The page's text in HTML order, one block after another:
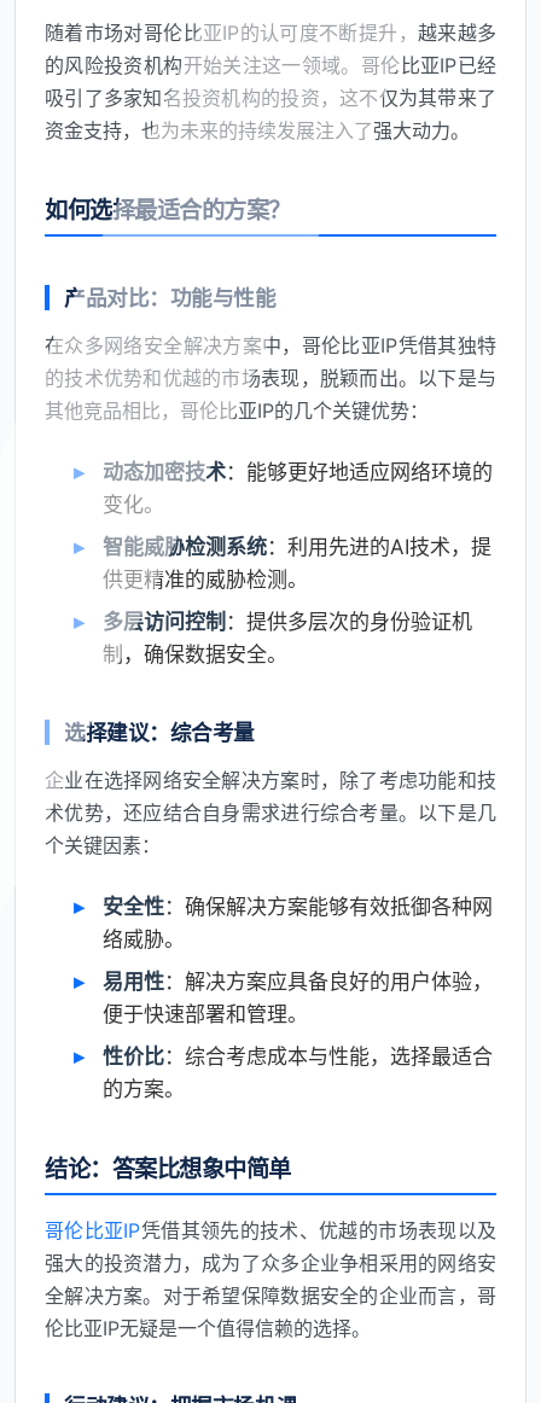
随着市场对哥伦比亚IP的认可度不断提升，越来越多
的风险投资机构开始关注这一领域。哥伦比亚IP已经
吸引了多家知名投资机构的投资，这不仅为其带来了
资金支持，也为未来的持续发展注入了强大动力。
如何选择最适合的方案？
产品对比：功能与性能
在众多网络安全解决方案中，哥伦比亚IP凭借其独特
的技术优势和优越的市场表现，脱颖而出。以下是与
其他竞品相比，哥伦比亚IP的几个关键优势：
动态加密技术：能够更好地适应网络环境的
变化。
智能威胁检测系统：利用先进的AI技术，提
供更精准的威胁检测。
多层访问控制 ：提供多层次的身份验证机
制，确保数据安全。
选择建议：综合考量
企业在选择网络安全解决方案时，除了考虑功能和技
术优势，还应结合自身需求进行综合考量。以下是几
个关键因素：
安全性：确保解决方案能够有效抵御各种网
络威胁。
易用性：解决方案应具备良好的用户体验，
便于快速部署和管理。
性价比：综合考虑成本与性能，选择最适合
的方案。
结论：答案比想象中简单
哥伦比亚IP凭借其领先的技术、优越的市场表现以及
强大的投资潜力，成为了众多企业争相采用的网络安
全解决方案。对于希望保障数据安全的企业而言，哥
伦比亚IP无疑是一个值得信赖的选择。